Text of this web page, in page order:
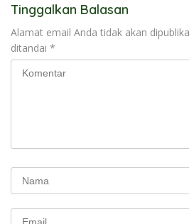
Tinggalkan Balasan
Alamat email Anda tidak akan
ditandai *